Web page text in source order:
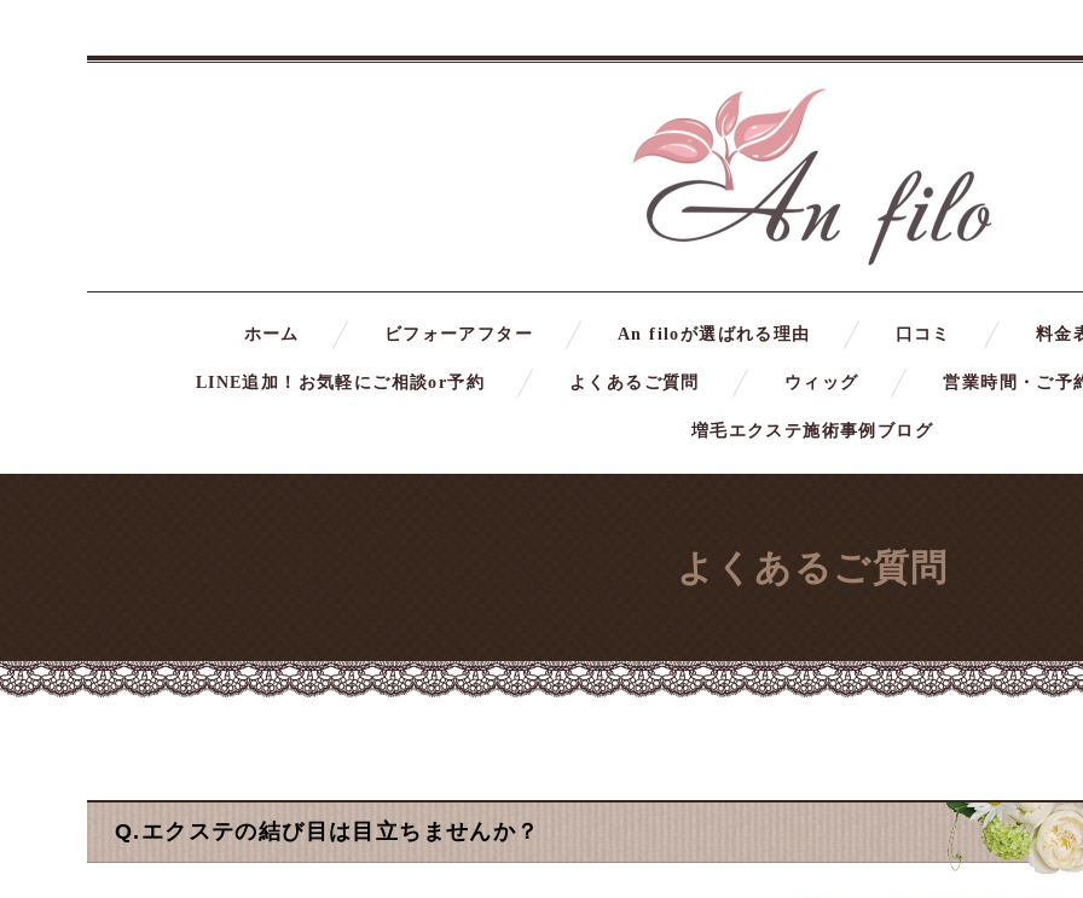
ホーム ビフォーアフター An filoが選ばれる理由 口コミ 料金
LINE追加！お気軽にご相談or予約 よくあるご質問 ウィッグ 営業時間・ご予
増毛エクステ施術事例ブログ
よくあるご質問
Q.エクステの結び目は目立ちませんか？